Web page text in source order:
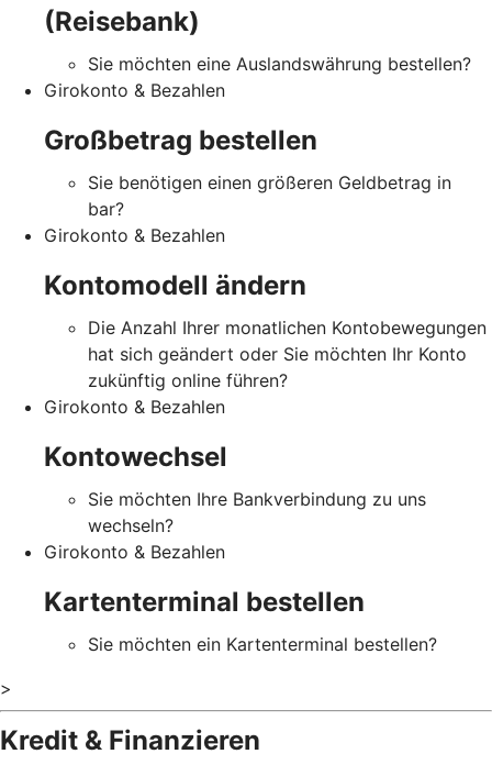
(Reisebank)
Sie möchten eine Auslandswährung bestellen?
Girokonto & Bezahlen
Großbetrag bestellen
Sie benötigen einen größeren Geldbetrag in
bar?
Girokonto & Bezahlen
Kontomodell ändern
Die Anzahl Ihrer monatlichen Kontobewegungen
hat sich geändert oder Sie möchten Ihr Konto
zukünftig online führen?
Girokonto & Bezahlen
Kontowechsel
Sie möchten Ihre Bankverbindung zu uns
wechseln?
Girokonto & Bezahlen
Kartenterminal bestellen
Sie möchten ein Kartenterminal bestellen?
>
Kredit & Finanzieren